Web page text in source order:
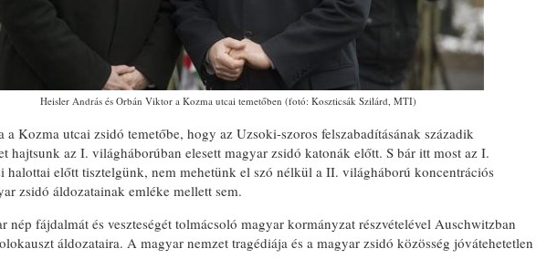
Heisler András és Orbán Viktor a Kozma utcai temetőben (fotó: Koszticsák Szilárd, MTI)
a Kozma utcai zsidó temetőbe, hogy az Uzsoki-szoros felszabadításának századik
hajtsunk az I. világháborúban elesett magyar zsidó katonák előtt. S bár itt most az I.
halottai előtt tisztelgünk, nem mehetünk el szó nélkül a II. világháború koncentrációs
zsidó áldozatainak emléke mellett sem.
nép fájdalmát és veszteségét tolmácsoló magyar kormányzat részvételével Auschwitzban
áldozataira. A magyar nemzet tragédiája és a magyar zsidó közösség jóvátehetetlen